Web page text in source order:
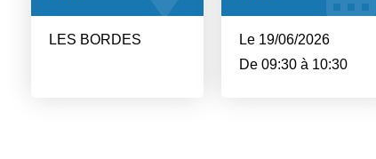
LES BORDES
Le 19/06/2026
De 09:30 à 10:30